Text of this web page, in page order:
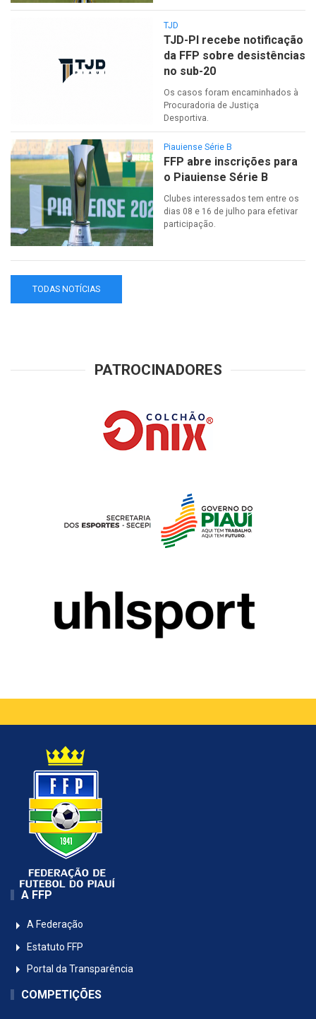
TJD
TJD-PI recebe notificação
da FFP sobre desistências
no sub-20
Os casos foram encaminhados à
Procuradoria de Justiça
Desportiva.
Piauiense Série B
FFP abre inscrições para
o Piauiense Série B
Clubes interessados tem entre os
dias 08 e 16 de julho para efetivar
participação.
TODAS NOTÍCIAS
PATROCINADORES
A FFP
A Federação
Estatuto FFP
Portal da Transparência
COMPETIÇÕES